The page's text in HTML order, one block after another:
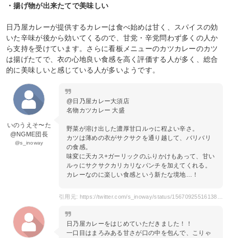
・揚げ物が出来たてで美味しい
日乃屋カレーが提供するカレーは食べ始めは甘く、スパイスの効
いた辛味が後から効いてくるので、甘党・辛党問わず多くの人か
ら支持を受けています。さらに看板メニューのカツカレーのカツ
は揚げたてで、衣の心地良い食感を高く評価する人が多く、総合
的に美味しいと感じている人が多いようです。
いのうえそ〜た
@NGME団長
@s_inoway
@日乃屋カレー大須店
名物カツカレー 大盛
野菜が溶け出した濃厚甘口ルゥに程よい辛さ。
カツは薄めの衣がサクサクを通り越して、バリバリ
の食感。
味変に天カス+ガーリックのふりかけもあって、甘い
ルゥにサクサクカリカリなパンチを加えてくれる。
カレーなのに楽しい食感という新たな境地…！
日乃屋カレーをはじめていただきました！！
一口目はまろみある甘さが口の中を包んで、こりゃ